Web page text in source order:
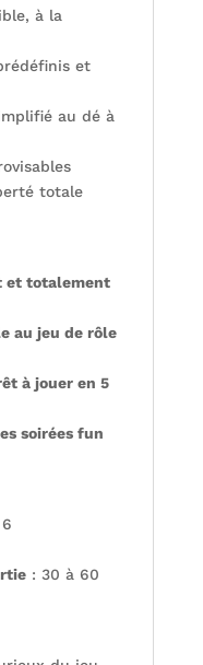
à la
et
au dé à
totale
et totalement
au jeu de rôle
à jouer en 5
soirées fun
: 30 à 60